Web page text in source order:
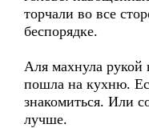
торчали во все
беспорядке.
Аля махнула рукой
пошла на кухню.
знакомиться. Или
лучше.